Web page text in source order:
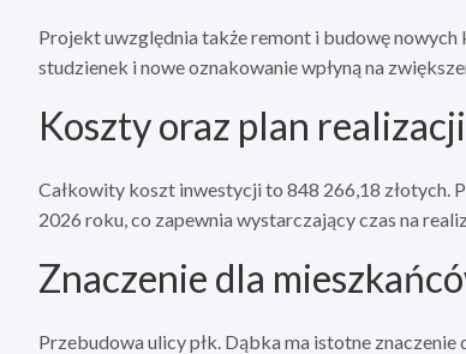
Projekt uwzględnia także remont i budowę
studzienek i nowe oznakowanie wpłyną na
Koszty oraz plan realizacji
Całkowity koszt inwestycji to 848 266,18 złotych.
2026 roku, co zapewnia wystarczający czas na
Znaczenie dla
Przebudowa ulicy płk. Dąbka ma istotne